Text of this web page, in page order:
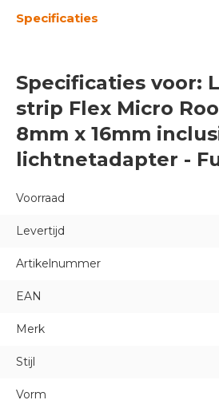
Specificaties
Specificaties voor:
strip Flex Micro
8mm x 16mm
lichtnetadapter -
Voorraad
Levertijd
Artikelnummer
EAN
Merk
Stijl
Vorm